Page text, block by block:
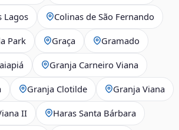
Lagos Colinas de São Fernando
Park Graça Gramado
Granja Carneiro Viana
Granja Clotilde Granja Viana
II Haras Santa Bárbara